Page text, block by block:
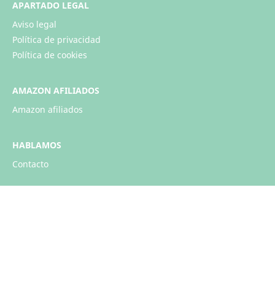
APARTADO LEGAL
Aviso legal
Política de privacidad
Política de cookies
AMAZON AFILIADOS
Amazon afiliados
HABLAMOS
Contacto